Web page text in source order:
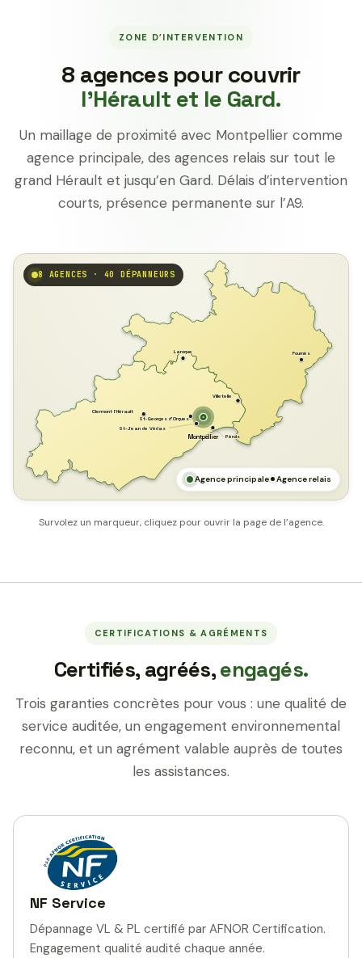
ZONE D’INTERVENTION
8 agences pour couvrir
l’Hérault et le Gard.
Un maillage de proximité avec Montpellier comme
agence principale, des agences relais sur tout le
grand Hérault et jusqu’en Gard. Délais d’intervention
courts, présence permanente sur l’A9.
Montpellier Pérols
Laroque Fournès
Villetelle
St-Georges d'Orques
Clermont l'Hérault
St-Jean de Védas
8 AGENCES · 40 DÉPANNEURS
Agence principale Agence relais
Survolez un marqueur, cliquez pour ouvrir la page de l’agence.
CERTIFICATIONS & AGRÉMENTS
Certifiés, agréés,engagés.
Trois garanties concrètes pour vous : une qualité de
service auditée, un engagement environnemental
reconnu, et un agrément valable auprès de toutes
les assistances.
NF Service
Dépannage VL & PL certifié par AFNOR Certification.
Engagement qualité audité chaque année.